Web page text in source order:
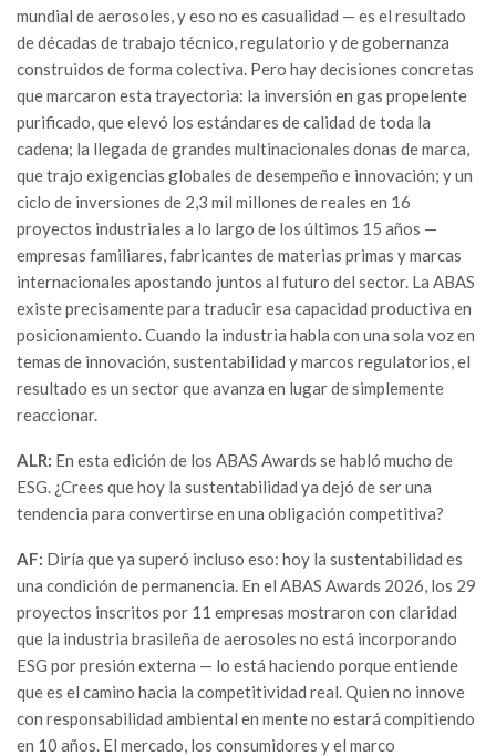
mundial de aerosoles, y eso no es casualidad — es el resultado
de décadas de trabajo técnico, regulatorio y de gobernanza
construidos de forma colectiva. Pero hay decisiones concretas
que marcaron esta trayectoria: la inversión en gas propelente
purificado, que elevó los estándares de calidad de toda la
cadena; la llegada de grandes multinacionales donas de marca,
que trajo exigencias globales de desempeño e innovación; y un
ciclo de inversiones de 2,3 mil millones de reales en 16
proyectos industriales a lo largo de los últimos 15 años —
empresas familiares, fabricantes de materias primas y marcas
internacionales apostando juntos al futuro del sector. La ABAS
existe precisamente para traducir esa capacidad productiva en
posicionamiento. Cuando la industria habla con una sola voz en
temas de innovación, sustentabilidad y marcos regulatorios, el
resultado es un sector que avanza en lugar de simplemente
reaccionar.
ALR: En esta edición de los ABAS Awards se habló mucho de
ESG. ¿Crees que hoy la sustentabilidad ya dejó de ser una
tendencia para convertirse en una obligación competitiva?
AF: Diría que ya superó incluso eso: hoy la sustentabilidad es
una condición de permanencia. En el ABAS Awards 2026, los 29
proyectos inscritos por 11 empresas mostraron con claridad
que la industria brasileña de aerosoles no está incorporando
ESG por presión externa — lo está haciendo porque entiende
que es el camino hacia la competitividad real. Quien no innove
con responsabilidad ambiental en mente no estará compitiendo
en 10 años. El mercado, los consumidores y el marco